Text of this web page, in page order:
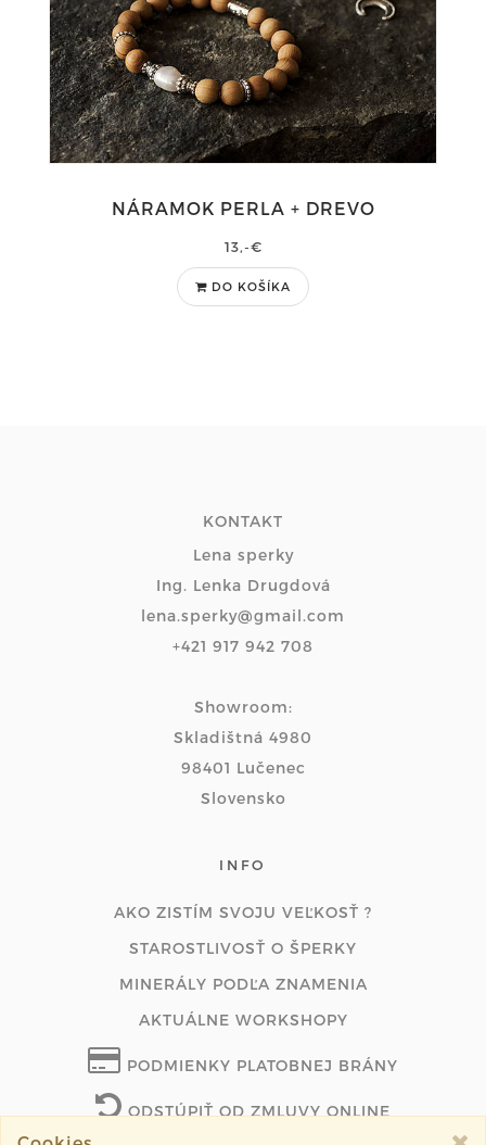
NÁRAMOK PERLA + DREVO
13,-€
DO KOŠÍKA
KONTAKT
Lena sperky
Ing. Lenka Drugdová
lena.sperky@gmail.com
+421 917 942 708
Showroom:
Skladištná 4980
98401 Lučenec
Slovensko
INFO
AKO ZISTÍM SVOJU VEĽKOSŤ ?
STAROSTLIVOSŤ O ŠPERKY
MINERÁLY PODĽA ZNAMENIA
AKTUÁLNE WORKSHOPY
PODMIENKY PLATOBNEJ BRÁNY
ODSTÚPIŤ OD ZMLUVY ONLINE